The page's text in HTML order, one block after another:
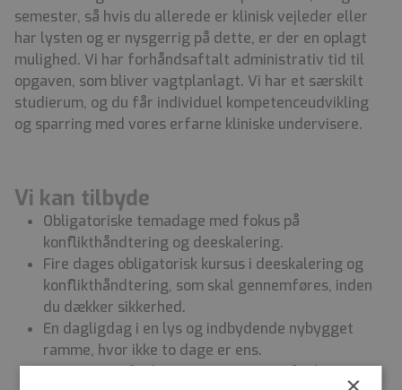
semester, så hvis du allerede er klinisk vejleder eller
har lysten og er nysgerrig på dette, er der en oplagt
mulighed. Vi har forhåndsaftalt administrativ tid til
opgaven, som bliver vagtplanlagt. Vi har et særskilt
studierum, og du får individuel kompetenceudvikling
og sparring med vores erfarne kliniske undervisere.
Vi kan tilbyde
Obligatoriske temadage med fokus på
konflikthåndtering og deeskalering.
Fire dages obligatorisk kursus i deeskalering og
konflikthåndtering, som skal gennemføres, inden
du dækker sikkerhed.
En dagligdag i en lys og indbydende nybygget
ramme, hvor ikke to dage er ens.
Supervision, faglig sparring og monofaglig